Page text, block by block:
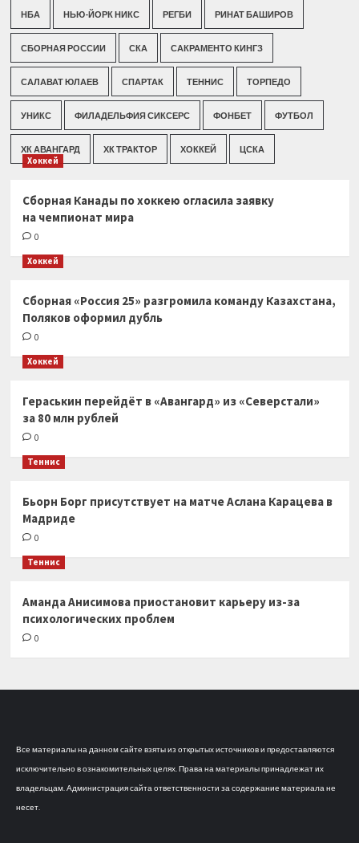
НБА НЬЮ-ЙОРК НИКС РЕГБИ РИНАТ БАШИРОВ
СБОРНАЯ РОССИИ СКА САКРАМЕНТО КИНГЗ
САЛАВАТ ЮЛАЕВ СПАРТАК ТЕННИС ТОРПЕДО
УНИКС ФИЛАДЕЛЬФИЯ СИКСЕРС ФОНБЕТ ФУТБОЛ
ХК АВАНГАРД ХК ТРАКТОР ХОККЕЙ ЦСКА
Хоккей
Сборная Канады по хоккею огласила заявку
на чемпионат мира
0
Хоккей
Сборная «Россия 25» разгромила команду Казахстана,
Поляков оформил дубль
0
Хоккей
Гераськин перейдёт в «Авангард» из «Северстали»
за 80 млн рублей
0
Теннис
Бьорн Борг присутствует на матче Аслана Карацева в
Мадриде
0
Теннис
Аманда Анисимова приостановит карьеру из-за
психологических проблем
0
Все материалы на данном сайте взяты из открытых источников и предоставляются
исключительно в ознакомительных целях. Права на материалы принадлежат их
владельцам. Администрация сайта ответственности за содержание материала не
несет.